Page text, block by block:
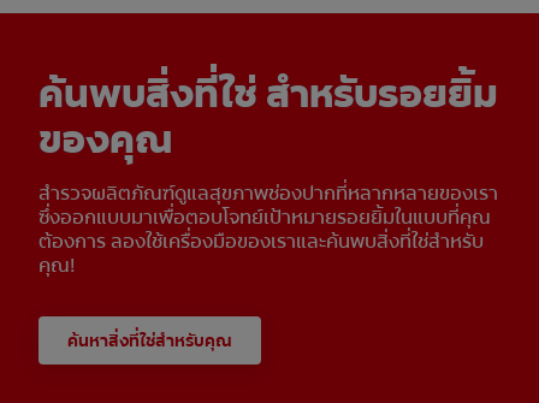
ค้นพบสิ่งที่ใช่ สำหรับรอยยิ้ม
ของคุณ
สำรวจผลิตภัณฑ์ดูแลสุขภาพช่องปากที่หลากหลายของเรา
ซึ่งออกแบบมาเพื่อตอบโจทย์เป้าหมายรอยยิ้มในแบบที่คุณ
ต้องการ ลองใช้เครื่องมือของเราและค้นพบสิ่งที่ใช่สำหรับ
คุณ!
ค้นหาสิ่งที่ใช่สำหรับคุณ